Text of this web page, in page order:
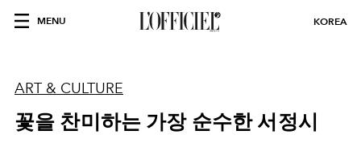
MENU KOREA
ART & CULTURE
꽃을 찬미하는 가장 순수한 서정시